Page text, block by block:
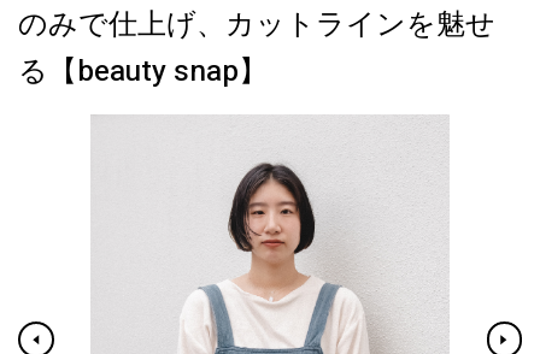
のみで仕上げ、カットラインを魅せ
る【beauty snap】